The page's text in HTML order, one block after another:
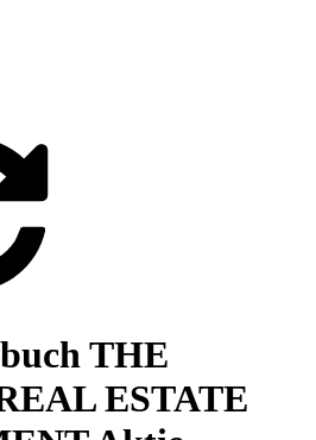
THE
ESTATE